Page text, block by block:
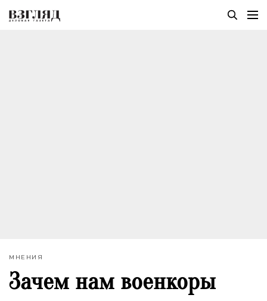
МНЕНИЯ
Зачем нам военкоры